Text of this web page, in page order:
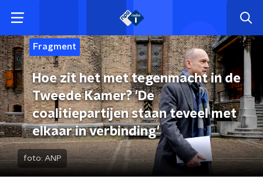
Fragment
Hoe zit het met tegenmacht in de
Tweede Kamer? 'De
coalitiepartijen staan teveel met
elkaar in verbinding'
foto: ANP